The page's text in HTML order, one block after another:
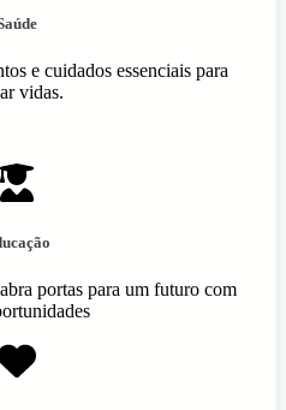
e cuidados essenciais para
vidas.
portas para um futuro com